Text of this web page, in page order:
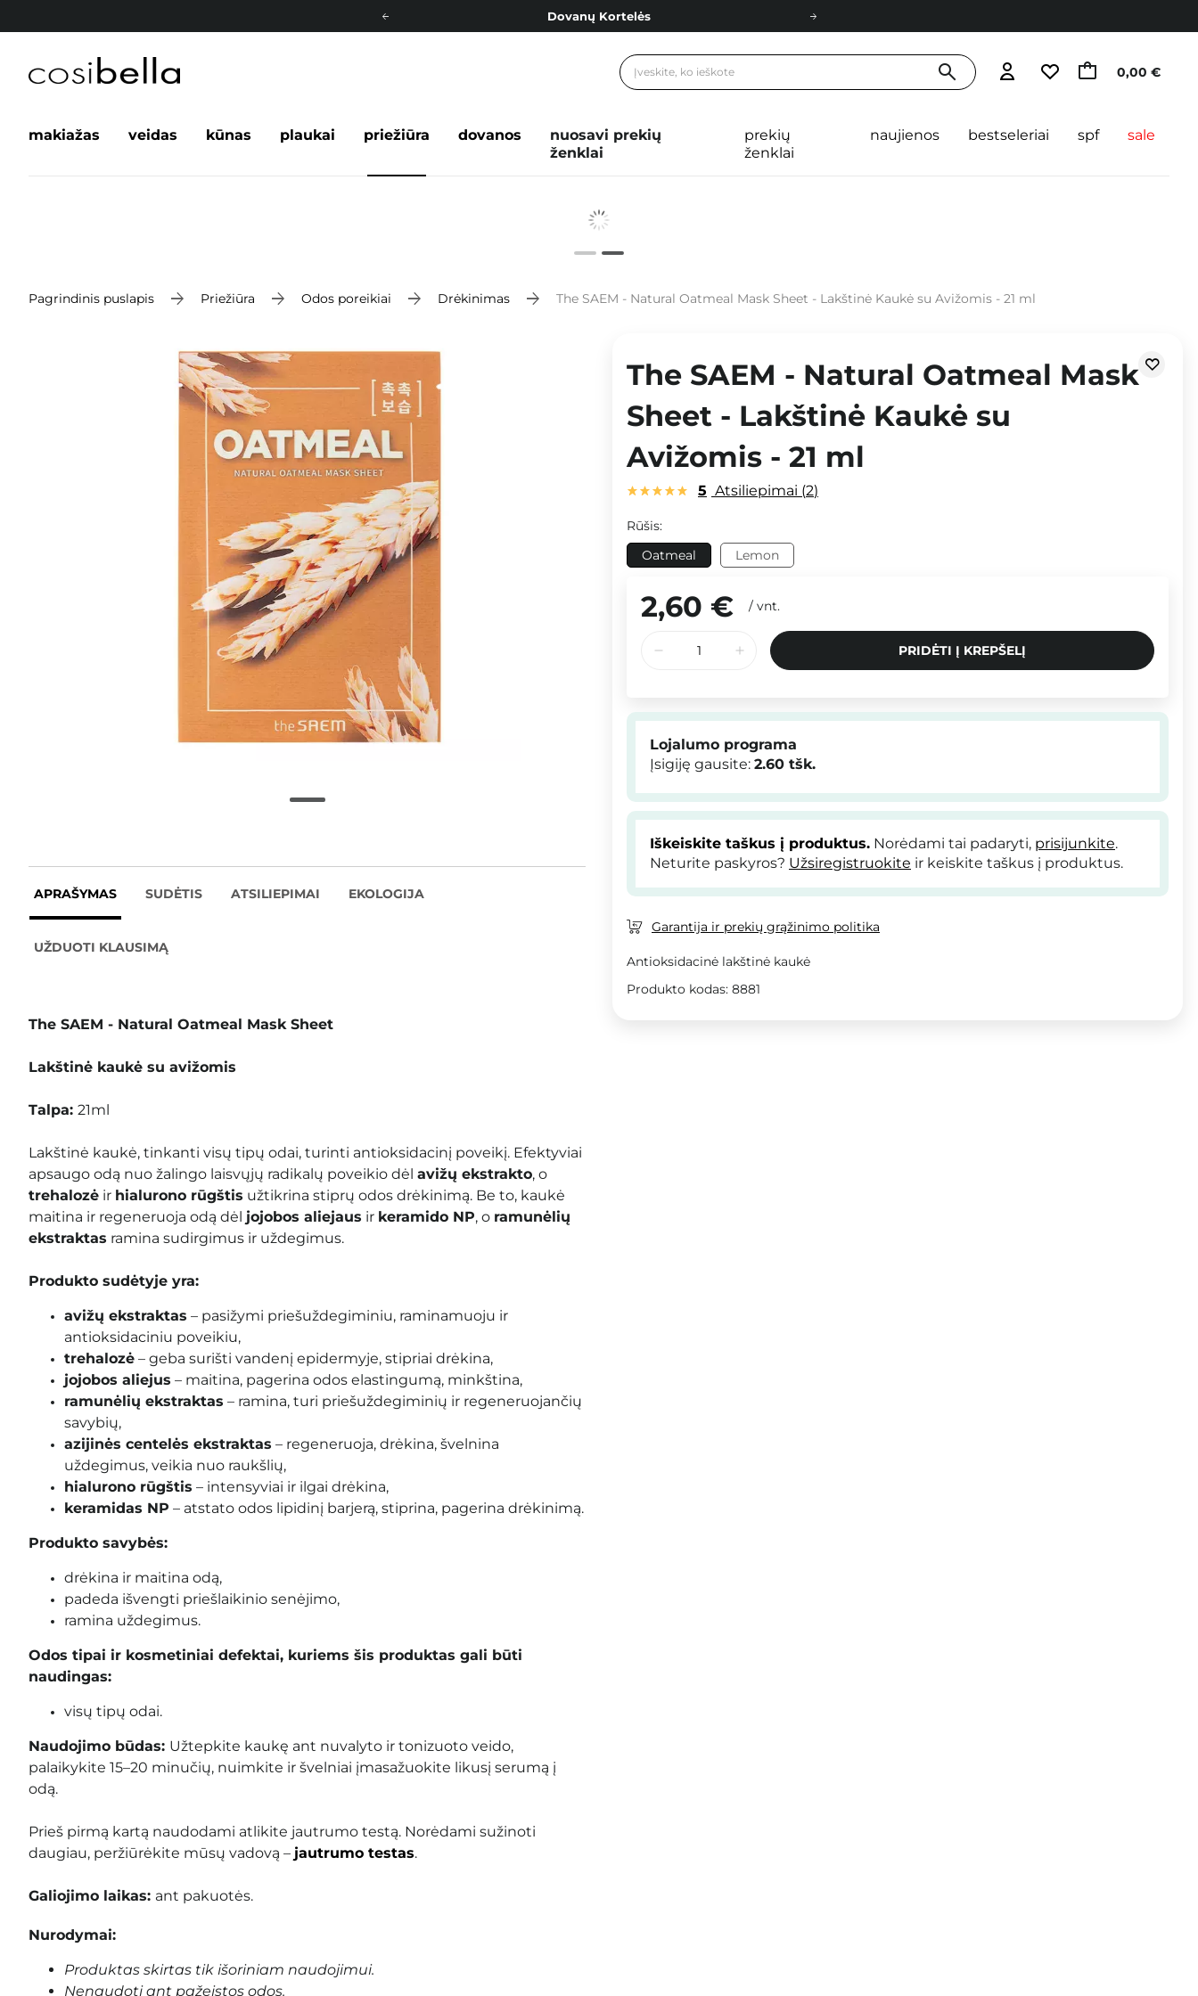
Dovanų Kortelės
Nemokamas pristatymas nuo 40,00 € 0,00 €
makiažas veidas kūnas plaukai priežiūra dovanos
nuosavi prekių
ženklai
prekių
ženklai
naujienos bestseleriai spf sale
Pagrindinis puslapis Priežiūra Odos poreikiai Drėkinimas The SAEM - Natural Oatmeal Mask Sheet - Lakštinė Kaukė su Avižomis - 21 ml
APRAŠYMAS SUDĖTIS ATSILIEPIMAI EKOLOGIJA
UŽDUOTI KLAUSIMĄ
The SAEM - Natural Oatmeal Mask Sheet
Lakštinė kaukė su avižomis
Talpa: 21ml
L akštinė kaukė, tinkanti visų tipų odai, turinti antioksidacinį poveikį. Efektyviai
apsaugo odą nuo žalingo laisvųjų radikalų poveikio dėl avižų ekstrakto, o
trehalozė ir hialurono rūgštis užtikrina stiprų odos drėkinimą. Be to, kaukė
maitina ir regeneruoja odą dėl jojobos aliejaus ir keramido NP, o ramunėlių
ekstraktas ramina sudirgimus ir uždegimus.
Produkto sudėtyje yra:
avižų ekstraktas – pasižymi priešuždegiminiu, raminamuoju ir
antioksidaciniu poveikiu,
trehalozė – geba surišti vandenį epidermyje, stipriai drėkina,
jojobos aliejus – maitina, pagerina odos elastingumą, minkština,
ramunėlių ekstraktas – ramina, turi priešuždegiminių ir regeneruojančių
savybių,
azijinės centelės ekstraktas – regeneruoja, drėkina, švelnina
uždegimus, veikia nuo raukšlių,
hialurono rūgštis – intensyviai ir ilgai drėkina,
keramidas NP – atstato odos lipidinį barjerą, stiprina, pagerina drėkinimą.
Produkto savybės:
drėkina ir maitina odą,
padeda išvengti priešlaikinio senėjimo,
ramina uždegimus.
Odos tipai ir kosmetiniai defektai, kuriems šis produktas gali būti
naudingas:
visų tipų odai.
Naudojimo būdas: Užtepkite kaukę ant nuvalyto ir tonizuoto veido,
palaikykite 15–20 minučių, nuimkite ir švelniai įmasažuokite likusį serumą į
odą.
Prieš pirmą kartą naudodami atlikite jautrumo testą. Norėdami sužinoti
daugiau, peržiūrėkite mūsų vadovą – jautrumo testas.
Galiojimo laikas: ant pakuotės.
Nurodymai:
Produktas skirtas tik išoriniam naudojimui.
Nenaudoti ant pažeistos odos.
The SAEM - Natural Oatmeal Mask
Sheet - Lakštinė Kaukė su
Avižomis - 21 ml
5 Atsiliepimai 2
Rūšis:
Oatmeal
Lemon
2,60 € / vnt.
PRIDĖTI Į KREPŠELĮ
Lojalumo programa
Įsigiję gausite: 2.60 tšk.
Iškeiskite taškus į produktus. Norėdami tai padaryti, prisijunkite.
Neturite paskyros? Užsiregistruokite ir keiskite taškus į produktus.
Garantija ir prekių grąžinimo politika
Antioksidacinė lakštinė kaukė
Produkto kodas: 8881